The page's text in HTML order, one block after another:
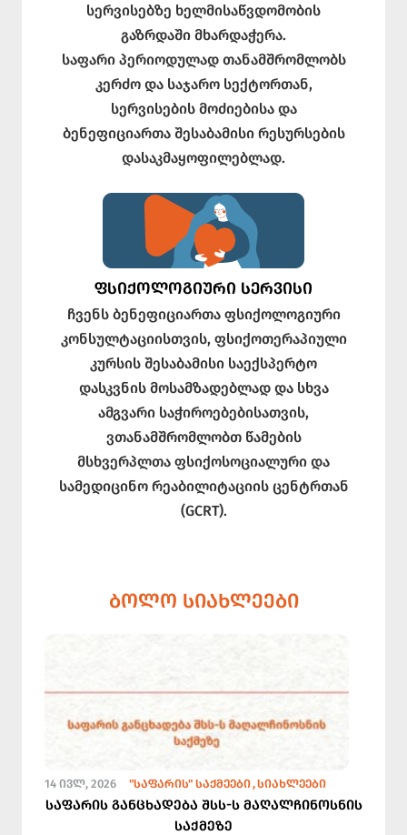
სერვისებზე ხელმისაწვდომობის
გაზრდაში მხარდაჭერა.
საფარი პერიოდულად თანამშრომლობს
კერძო და საჯარო სექტორთან,
სერვისების მოძიებისა და
ბენეფიციართა შესაბამისი რესურსების
დასაკმაყოფილებლად.
ᲤᲡᲘᲥᲝᲚᲝᲒᲘᲣᲠᲘ ᲡᲔᲠᲕᲘᲡᲘ
ჩვენს ბენეფიციართა ფსიქოლოგიური
კონსულტაციისთვის, ფსიქოთერაპიული
კურსის შესაბამისი საექსპერტო
დასკვნის მოსამზადებლად და სხვა
ამგვარი საჭიროებებისათვის,
ვთანამშრომლობთ წამების
მსხვერპლთა ფსიქოსოციალური და
სამედიცინო რეაბილიტაციის ცენტრთან
(GCRT).
ᲑᲝᲚᲝ ᲡᲘᲐᲮᲚᲔᲔᲑᲘ
14 ᲘᲕᲚ, 2026 "ᲡᲐᲤᲐᲠᲘᲡ" ᲡᲐᲥᲛᲔᲔᲑᲘ ᲡᲘᲐᲮᲚᲔᲔᲑᲘ
საფარის განცხადება შსს-ს მაღალჩინოსნის
საქმეზე